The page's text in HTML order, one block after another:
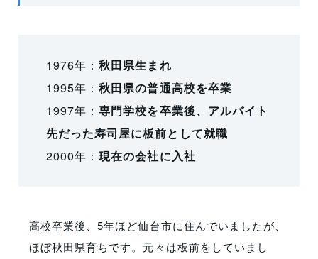
1976年：秋田県生まれ
1995年：秋田県の普通高校を卒業
1997年：専門学校を卒業後、アルバイト
先だった寿司屋に板前として就職
2000年：現在の会社に入社
高校卒業後、5年ほど仙台市に住んでいましたが、
ほぼ秋田県育ちです。元々は板前をしていまし